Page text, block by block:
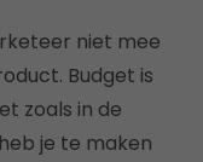
niet mee
Budget is
zoals in de
je te maken